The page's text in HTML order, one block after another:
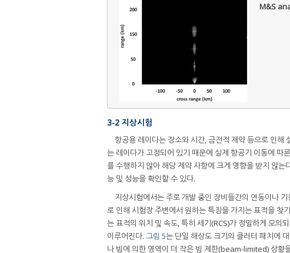
M&S
3-2 지상시험
항공용 레이다는 장소와 시간, 금전적 제약 등으로 인해
는 레이다가 고정되어 있기 때문에 실제 항공기 이동에 따
를 수행하지 않아 해당 제약 사항에 크게 영향을 받지 않
능 및 성능을 확인할 수 있다.
지상시험에서는 주로 개발 중인 장비들간의 연동이나
로 인해 시험장 주변에서 원하는 특징을 가지는 표적을 찾
는 표적의 위치 및 속도, 특히 세기(RCS)가 정밀하게 모의
이루어진다. 그림 5는 단일 해상도 크기의 클러터 패치에
나 빔에 의한 영역이 더 작은 빔 제한(beam-limited) 상황